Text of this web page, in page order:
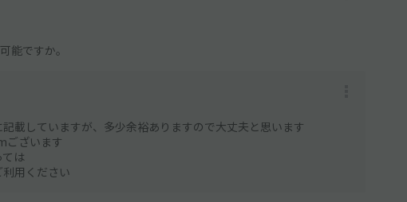
能ですか。
載していますが、多少余裕ありますので大丈夫と思います
ございます
は
用ください